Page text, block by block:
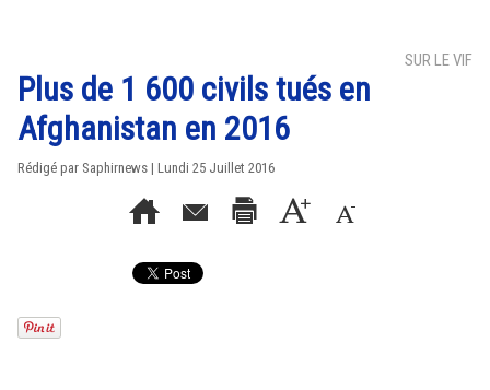
SUR LE VIF
Plus de 1 600 civils tués en
Afghanistan en 2016
Rédigé par Saphirnews | Lundi 25 Juillet 2016